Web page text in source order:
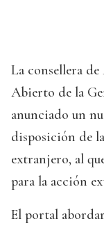
La consellera
Abierto de la
anunciado un
disposición de
extranjero, al
para la acción
El portal